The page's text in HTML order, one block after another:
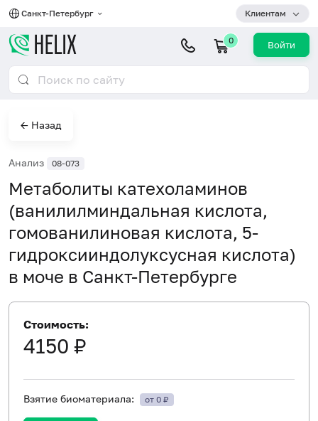
Санкт-Петербург Клиентам
0 Войти
← Назад
Анализ 08-073
Метаболиты катехоламинов
(ванилилминдальная кислота,
гомованилиновая кислота, 5-
гидроксииндолуксусная кислота)
в моче в Санкт-Петербурге
Стоимость:
4150 ₽
Взятие биоматериала: от 0 ₽